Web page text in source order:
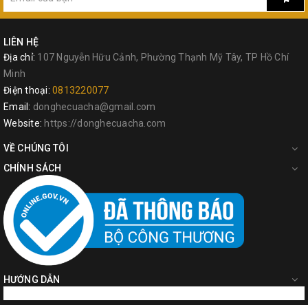
LIÊN HỆ
Địa chỉ: 107 Nguyễn Hữu Cảnh, Phường Thạnh Mỹ Tây, TP Hồ Chí
Minh
Điện thoại: 0813220077
Email: donghecuacha@gmail.com
Website: https://donghecuacha.com
VỀ CHÚNG TÔI
CHÍNH SÁCH
HƯỚNG DẪN